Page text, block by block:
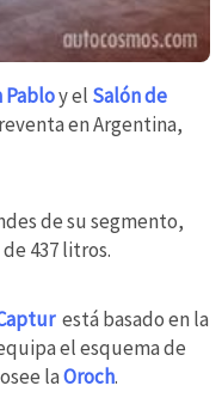
Pabloy el Salón de
en Argentina,
de su segmento,
437 litros.
está basado en la
el esquema de
laOroch.